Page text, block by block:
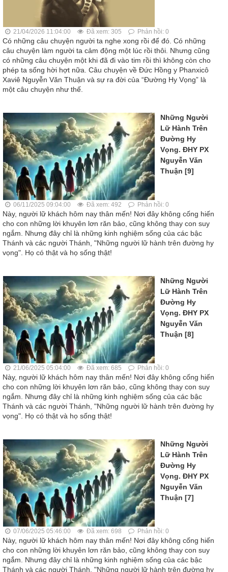
21/04/2026 11:04:00 Đã xem: 305 Phản hồi: 0
Có những câu chuyện người ta nghe xong rồi để đó. Có những
câu chuyện làm người ta cảm động một lúc rồi thôi. Nhưng cũng
có những câu chuyện một khi đã đi vào tim rồi thì không còn cho
phép ta sống hời hợt nữa. Câu chuyện về Đức Hồng y Phanxicô
Xaviê Nguyễn Văn Thuận và sự ra đời của “Đường Hy Vọng” là
một câu chuyện như thế.
Những Người
Lữ Hành Trên
Đường Hy
Vọng. ĐHY PX
Nguyễn Văn
Thuận [9]
06/11/2025 09:04:00 Đã xem: 492 Phản hồi: 0
Này, người lữ khách hôm nay thân mến! Nơi đây không cống hiến
cho con những lời khuyên lơn răn bảo, cũng không thay con suy
ngắm. Nhưng đây chỉ là những kinh nghiệm sống của các bậc
Thánh và các người Thánh, "Những người lữ hành trên đường hy
vọng". Họ có thật và họ sống thật!
Những Người
Lữ Hành Trên
Đường Hy
Vọng. ĐHY PX
Nguyễn Văn
Thuận [8]
21/06/2025 05:04:00 Đã xem: 685 Phản hồi: 0
Này, người lữ khách hôm nay thân mến! Nơi đây không cống hiến
cho con những lời khuyên lơn răn bảo, cũng không thay con suy
ngắm. Nhưng đây chỉ là những kinh nghiệm sống của các bậc
Thánh và các người Thánh, "Những người lữ hành trên đường hy
vọng". Họ có thật và họ sống thật!
Những Người
Lữ Hành Trên
Đường Hy
Vọng. ĐHY PX
Nguyễn Văn
Thuận [7]
07/06/2025 05:46:00 Đã xem: 698 Phản hồi: 0
Này, người lữ khách hôm nay thân mến! Nơi đây không cống hiến
cho con những lời khuyên lơn răn bảo, cũng không thay con suy
ngắm. Nhưng đây chỉ là những kinh nghiệm sống của các bậc
Thánh và các người Thánh, "Những người lữ hành trên đường hy